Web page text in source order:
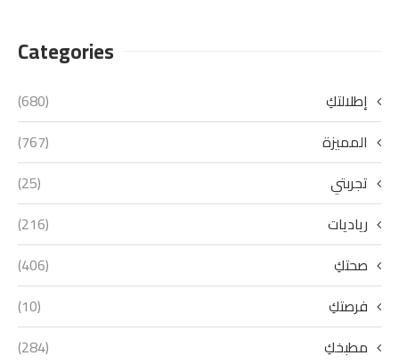
Categories
إطلالتكِ
(680)
المميزة
(767)
تجربتي
(25)
رياديات
(216)
صحتكِ
(406)
فرصتكِ
(10)
مطبخكِ
(284)